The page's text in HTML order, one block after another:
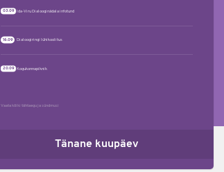
03.09 Ida-Viru Dialooginädala infotund
16.09 Dialoogiringi lühikoolitus
20.09 Kogukonnapiknik
Vaata kõiki tähtaegu ja sündmusi
Tänane kuupäev